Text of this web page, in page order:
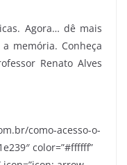
Agora… dê mais
memória. Conheça
Renato Alves
como-acesso-o-
color=”#ffffff”